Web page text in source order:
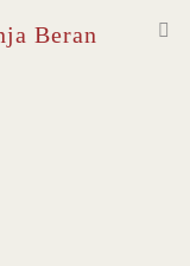
Beran